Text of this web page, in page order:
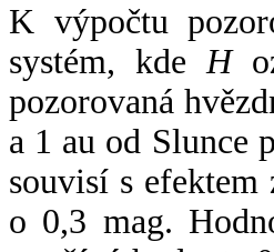
K výpočtu
systém, kde H
pozorovaná
a 1 au od Slunce
souvisí s
o 0,3 mag.